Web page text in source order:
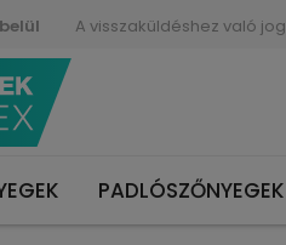
A visszaküldéshez való jog
PADLÓSZŐNYEGEK